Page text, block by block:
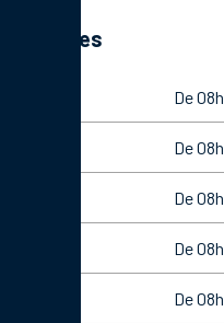
Horaires
De
De
De
De
De